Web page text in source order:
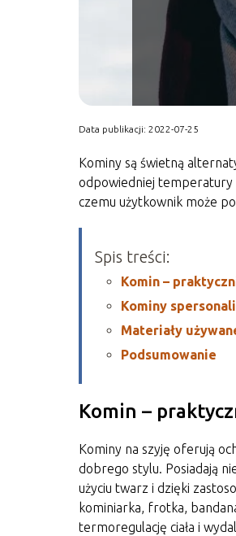
Data publikacji: 2022-07-25
Kominy są świetną
odpowiedniej temperatury
czemu użytkownik może
Spis treści:
Komin –
Kominy
Materiały
Podsumowanie
Komin –
Kominy na szyję oferują
dobrego stylu. Posiadają
użyciu twarz i dzięki
kominiarka, frotka,
termoregulację ciała i